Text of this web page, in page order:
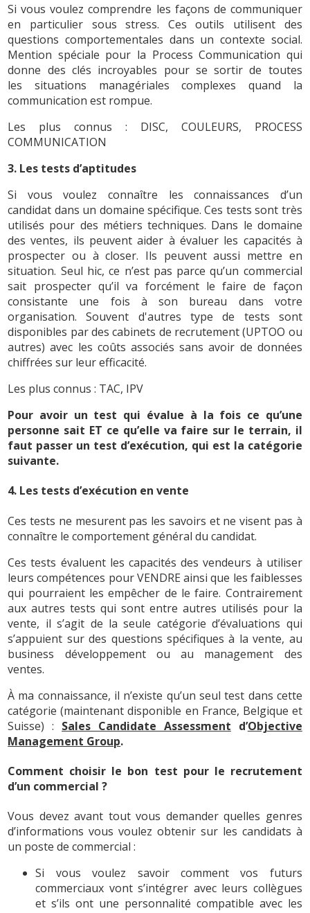
Si vous voulez comprendre les façons de communiquer
en particulier sous stress. Ces outils utilisent des
questions comportementales dans un contexte social.
Mention spéciale pour la Process Communication qui
donne des clés incroyables pour se sortir de toutes
les situations managériales complexes quand la
communication est rompue.
Les plus connus : DISC, COULEURS, PROCESS
COMMUNICATION
3. Les tests d’aptitudes
Si vous voulez connaître les connaissances d’un
candidat dans un domaine spécifique. Ces tests sont très
utilisés pour des métiers techniques. Dans le domaine
des ventes, ils peuvent aider à évaluer les capacités à
prospecter ou à closer. Ils peuvent aussi mettre en
situation. Seul hic, ce n’est pas parce qu’un commercial
sait prospecter qu’il va forcément le faire de façon
consistante une fois à son bureau dans votre
organisation. Souvent d'autres type de tests sont
disponibles par des cabinets de recrutement (UPTOO ou
autres) avec les coûts associés sans avoir de données
chiffrées sur leur efficacité.
Les plus connus : TAC, IPV
Pour avoir un test qui évalue à la fois ce qu’une
personne sait ET ce qu’elle va faire sur le terrain, il
faut passer un test d’exécution, qui est la catégorie
suivante.
4. Les tests d’exécution en vente
Ces tests ne mesurent pas les savoirs et ne visent pas à
connaître le comportement général du candidat.
Ces tests évaluent les capacités des vendeurs à utiliser
leurs compétences pour VENDRE ainsi que les faiblesses
qui pourraient les empêcher de le faire. Contrairement
aux autres tests qui sont entre autres utilisés pour la
vente, il s’agit de la seule catégorie d’évaluations qui
s’appuient sur des questions spécifiques à la vente, au
business développement ou au management des
ventes.
À ma connaissance, il n’existe qu’un seul test dans cette
catégorie (maintenant disponible en France, Belgique et
Suisse) : Sales Candidate Assessment d’Objective
Management Group.
Comment choisir le bon test pour le recrutement
d’un commercial ?
Vous devez avant tout vous demander quelles genres
d’informations vous voulez obtenir sur les candidats à
un poste de commercial :
Si vous voulez savoir comment vos futurs
commerciaux vont s’intégrer avec leurs collègues
et s’ils ont une personnalité compatible avec les